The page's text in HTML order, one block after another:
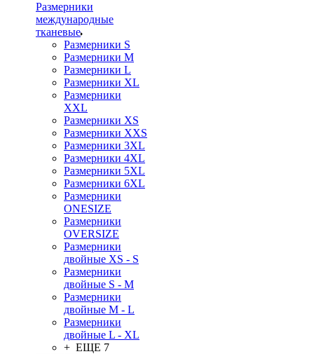
Размерники
международные
тканевые
Размерники S
Размерники M
Размерники L
Размерники XL
Размерники
XXL
Размерники XS
Размерники XXS
Размерники 3XL
Размерники 4XL
Размерники 5XL
Размерники 6XL
Размерники
ONESIZE
Размерники
OVERSIZE
Размерники
двойные XS - S
Размерники
двойные S - M
Размерники
двойные M - L
Размерники
двойные L - XL
+ ЕЩЕ 7